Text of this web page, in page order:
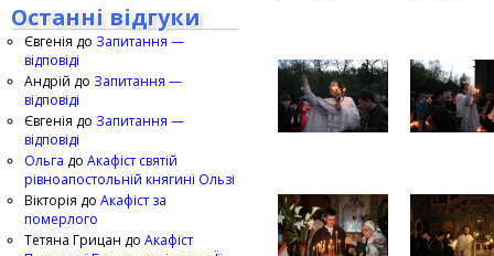
Останні відгуки
Євгенія до Запитання —
відповіді
Андрій до Запитання —
відповіді
Євгенія до Запитання —
відповіді
Ольга до Акафіст святій
рівноапостольній княгині Ользі
Вікторія до Акафіст за
померлого
Тетяна Грицан до Акафіст